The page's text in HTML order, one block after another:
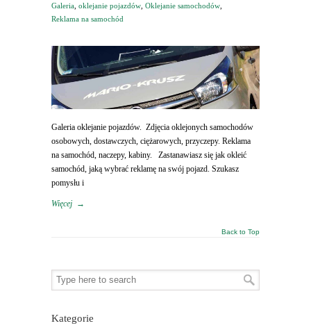
Galeria oklejanie pojazdów Oklejanie samochodów
Reklama na samochód
Galeria oklejanie pojazdów. Zdjęcia oklejonych samochodów
osobowych, dostawczych, ciężarowych, przyczepy. Reklama
na samochód, naczepy, kabiny. Zastanawiasz się jak okleić
samochód, jaką wybrać reklamę na swój pojazd. Szukasz
pomysłu i
Więcej →
Back to Top
Kategorie